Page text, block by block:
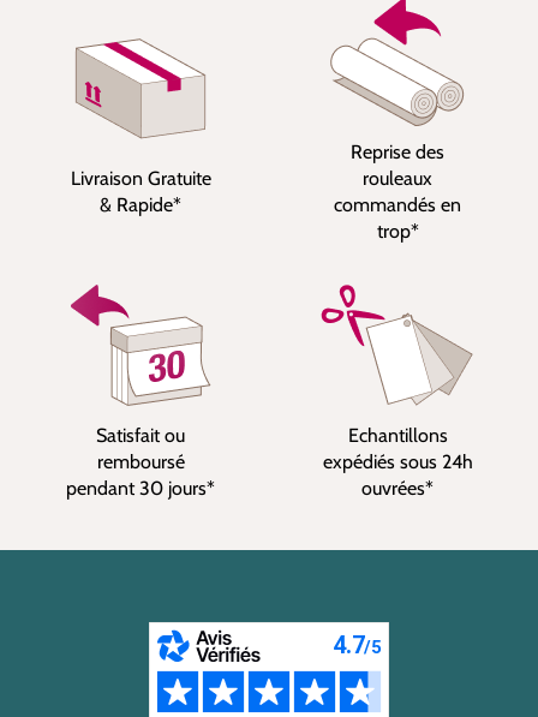
Livraison Gratuite
& Rapide*
Reprise des
rouleaux
commandés en
trop*
Satisfait ou
remboursé
pendant 30 jours*
Echantillons
expédiés sous 24h
ouvrées*